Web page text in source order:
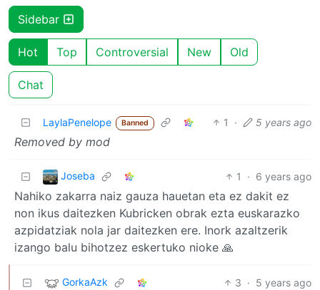
Sidebar
Hot Top Controversial New Old
Chat
LaylaPenelope Banned 1 · 5 years ago
Removed by mod
Joseba 1 · 6 years ago
Nahiko zakarra naiz gauza hauetan eta ez dakit ez
non ikus daitezken Kubricken obrak ezta euskarazko
azpidatziak nola jar daitezken ere. Inork azaltzerik
izango balu bihotzez eskertuko nioke 🙏
GorkaAzk 3 · 5 years ago